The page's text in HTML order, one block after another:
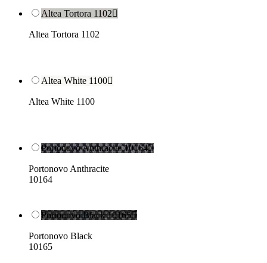
Altea Tortora 1102
Altea Tortora 1102
Altea White 1100
Altea White 1100
Portonovo Anthracite 10164
Portonovo Anthracite
10164
Portonovo Black 10165
Portonovo Black
10165